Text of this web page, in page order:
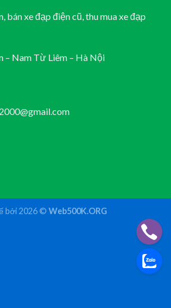
bán xe đạp điện cũ, thu mua xe đạp
– Nam Từ Liêm – Hà Nội
bởi 2026 © Web500K.ORG